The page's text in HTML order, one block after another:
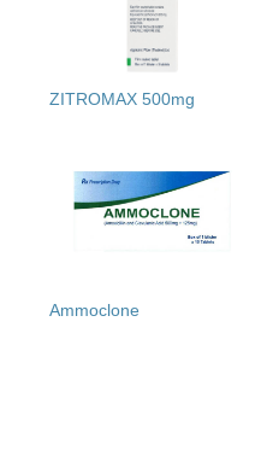
ZITROMAX 500mg
Ammoclone